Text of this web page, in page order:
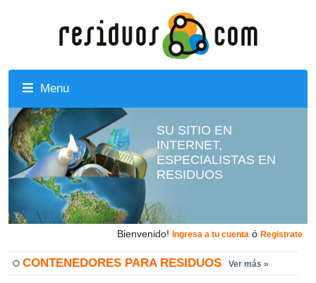
Menu
SU SITIO EN
INTERNET,
ESPECIALISTAS EN
RESIDUOS
Bienvenido! Ingresa a tu cuenta ó Registrate
CONTENEDORES PARA RESIDUOS Ver más »